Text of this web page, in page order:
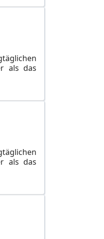
als das
als das